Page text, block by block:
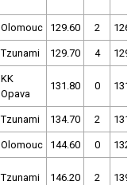
Olomouc 129.60 2
Tzunami 129.70 4
KK
Opava
131.80 0
Tzunami 134.70 2
Olomouc 144.60 0
Tzunami 146.20 2